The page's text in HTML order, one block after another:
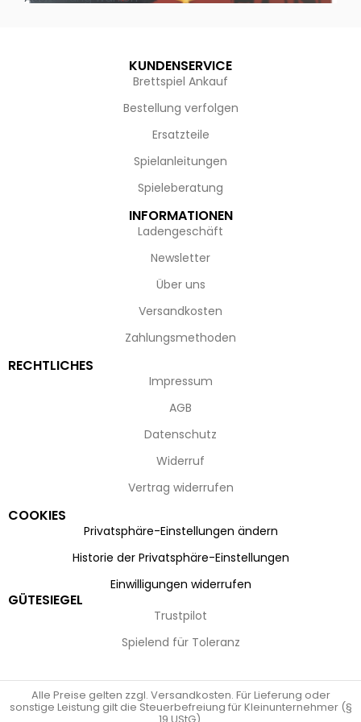
KUNDENSERVICE
Brettspiel Ankauf
Bestellung verfolgen
Ersatzteile
Spielanleitungen
Spieleberatung
INFORMATIONEN
Ladengeschäft
Newsletter
Über uns
Versandkosten
Zahlungsmethoden
RECHTLICHES
Impressum
AGB
Datenschutz
Widerruf
Vertrag widerrufen
COOKIES
Privatsphäre-Einstellungen ändern
Historie der Privatsphäre-Einstellungen
Einwilligungen widerrufen
GÜTESIEGEL
Trustpilot
Spielend für Toleranz
Alle Preise gelten zzgl. Versandkosten. Für Lieferung oder
sonstige Leistung gilt die Steuerbefreiung für Kleinunternehmer (§